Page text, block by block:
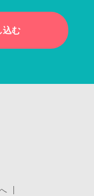
込む